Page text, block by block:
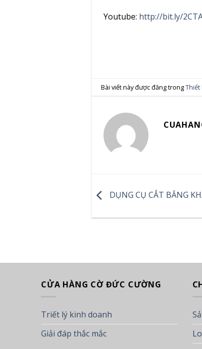
Youtube: http://bit.ly/
Bài viết này được đăng trongThiết
DỤNG CỤ CẮT BĂNG
CỬA HÀNG CỜ ĐỨC CƯỜNG
Triết lý kinh doanh
Giải đáp thắc mắc